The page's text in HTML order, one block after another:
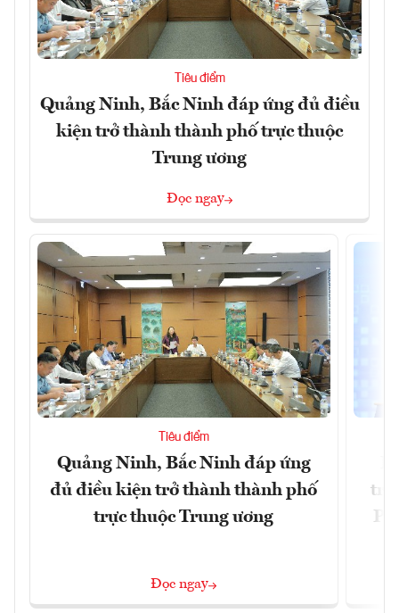
Tiêu điểm
Quảng Ninh, Bắc Ninh đáp ứng đủ điều
kiện trở thành thành phố trực thuộc
Trung ương
Đọc ngay
Tiêu điểm
Quảng Ninh, Bắc Ninh đáp ứng
đủ điều kiện trở thành thành phố
trực thuộc Trung ương
Đọc ngay